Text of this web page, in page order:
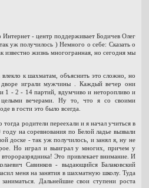
Интернет - центр поддерживает Бодичев Олег
уж получилось ) Немного о себе: Сказать о
известно жизнь многогранная, но сегодня мы
к шахматам, объяснить это сложно, но
играли мужчины . Каждый вечер они
1 - 2 - 14 партий, вдумчиво и неторопливо и
вечерами. Ну то, что я со своими
в гости это было всегда.
родители переехали и я начал учиться в
на соревнования по Белой ладье вызвали
доске - так уж получилось, и занял я, ну не
Но играл и выиграл у многих, причем у
Это привлекает внимание. И
Савинков - выдающийся Балаковский
меня на занятия в шахматную школу. Туда
Дальнейшие свои ступени роста